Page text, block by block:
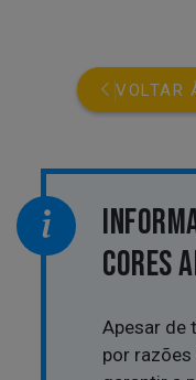
VOLTAR
CORES
Apesar de
por